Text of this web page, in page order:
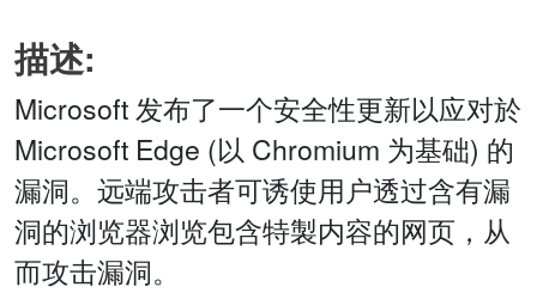
描述:
Microsoft 发布了一个安全性更新以应对於
Microsoft Edge (以 Chromium 为基础) 的
漏洞。远端攻击者可诱使用户透过含有漏
洞的浏览器浏览包含特製内容的网页，从
而攻击漏洞。